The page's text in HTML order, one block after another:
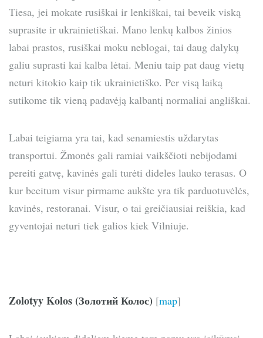
Tiesa, jei mokate rusiškai ir lenkiškai, tai beveik viską
suprasite ir ukrainietiškai. Mano lenkų kalbos žinios
labai prastos, rusiškai moku neblogai, tai daug dalykų
galiu suprasti kai kalba lėtai. Meniu taip pat daug vietų
neturi kitokio kaip tik ukrainietiško. Per visą laiką
sutikome tik vieną padavėją kalbantį normaliai angliškai.
Labai teigiama yra tai, kad senamiestis uždarytas
transportui. Žmonės gali ramiai vaikščioti nebijodami
pereiti gatvę, kavinės gali turėti dideles lauko terasas. O
kur beeitum visur pirmame aukšte yra tik parduotuvėlės,
kavinės, restoranai. Visur, o tai greičiausiai reiškia, kad
gyventojai neturi tiek galios kiek Vilniuje.
Zolotyy Kolos (Золотий Колос) [map]